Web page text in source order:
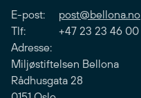
E-post: post@bellona.no
Tlf: +47 23 23 46 00
Adresse:
Miljøstiftelsen Bellona
Rådhusgata 28